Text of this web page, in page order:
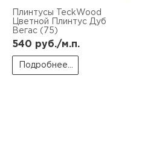
Плинтусы TeckWood
Цветной Плинтус Дуб
Вегас (75)
540 руб./м.п.
Подробнее...